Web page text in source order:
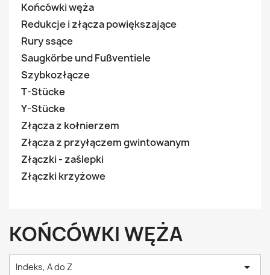
Końcówki węża
Redukcje i złącza powiększające
Rury ssące
Saugkörbe und Fußventiele
Szybkozłącze
T-Stücke
Y-Stücke
Złącza z kołnierzem
Złącza z przyłączem gwintowanym
Złączki - zaślepki
Złączki krzyżowe
KOŃCÓWKI WĘŻA
Indeks, A do Z 